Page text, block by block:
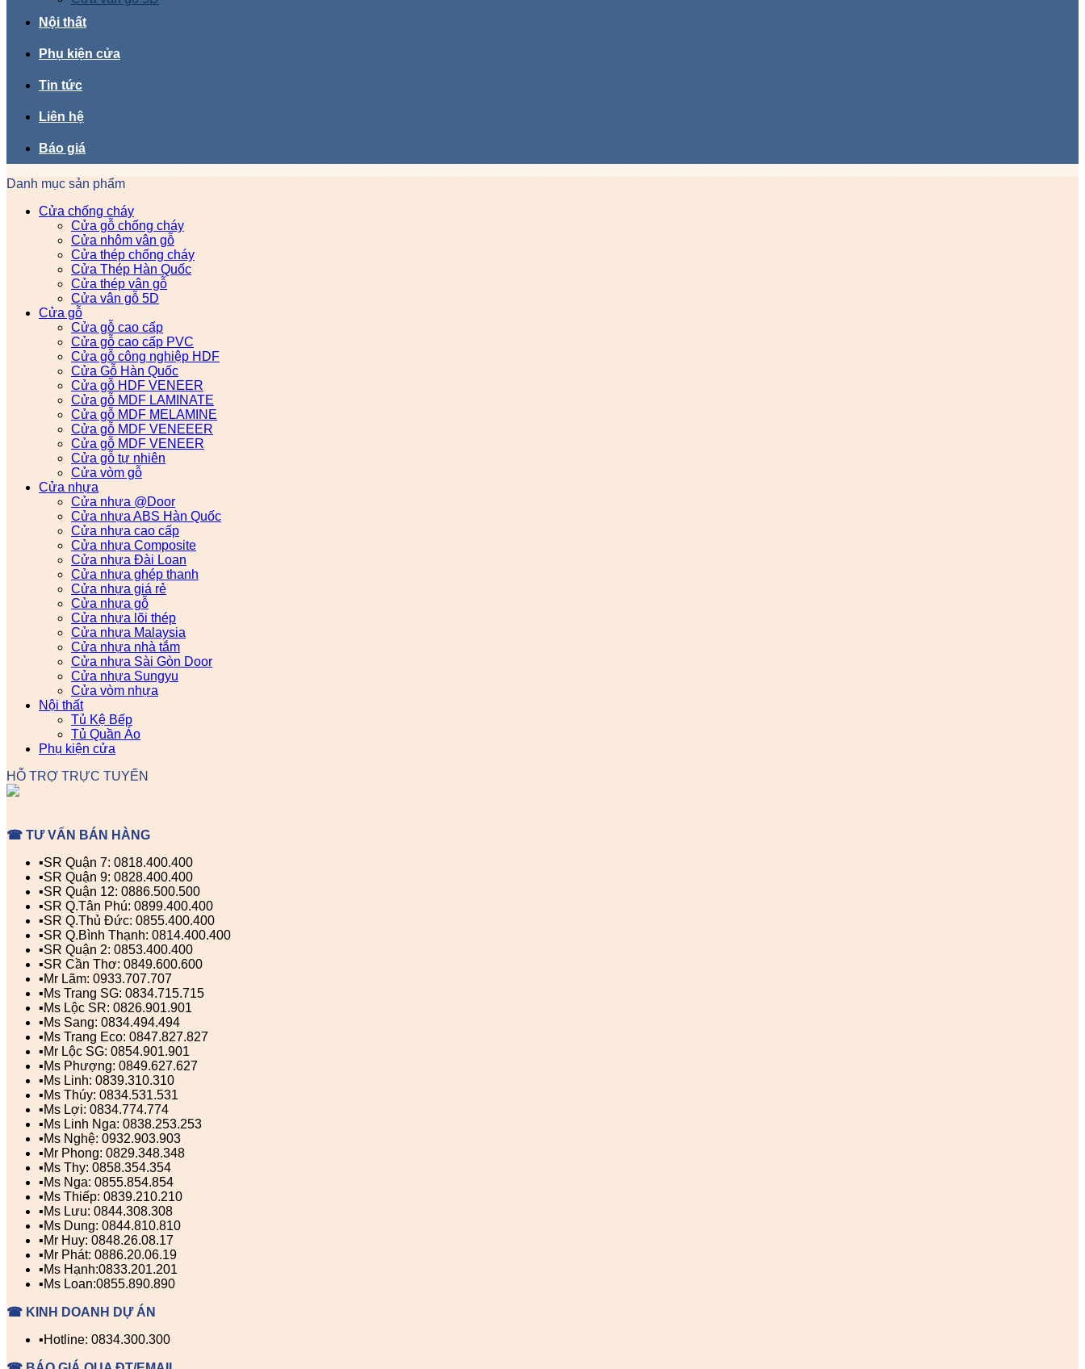
Nội thất
Phụ kiện cửa
Tin tức
Liên hệ
Báo giá
Danh mục sản phẩm
Cửa chống cháy
Cửa gỗ chống cháy
Cửa nhôm vân gỗ
Cửa thép chống cháy
Cửa Thép Hàn Quốc
Cửa thép vân gỗ
Cửa vân gỗ 5D
Cửa gỗ
Cửa gỗ cao cấp
Cửa gỗ cao cấp PVC
Cửa gỗ công nghiệp HDF
Cửa Gỗ Hàn Quốc
Cửa gỗ HDF VENEER
Cửa gỗ MDF LAMINATE
Cửa gỗ MDF MELAMINE
Cửa gỗ MDF VENEEER
Cửa gỗ MDF VENEER
Cửa gỗ tự nhiên
Cửa vòm gỗ
Cửa nhựa
Cửa nhựa @Door
Cửa nhựa ABS Hàn Quốc
Cửa nhựa cao cấp
Cửa nhựa Composite
Cửa nhựa Đài Loan
Cửa nhựa ghép thanh
Cửa nhựa giá rẻ
Cửa nhựa gỗ
Cửa nhựa lõi thép
Cửa nhựa Malaysia
Cửa nhựa nhà tắm
Cửa nhựa Sài Gòn Door
Cửa nhựa Sungyu
Cửa vòm nhựa
Nội thất
Tủ Kệ Bếp
Tủ Quần Áo
Phụ kiện cửa
HỖ TRỢ TRỰC TUYẾN
☎ TƯ VẤN BÁN HÀNG
▪️SR Quận 7: 0818.400.400
▪️SR Quận 9: 0828.400.400
▪️SR Quận 12: 0886.500.500
▪️SR Q.Tân Phú: 0899.400.400
▪️SR Q.Thủ Đức: 0855.400.400
▪️SR Q.Bình Thạnh: 0814.400.400
▪️SR Quận 2: 0853.400.400
▪️SR Cần Thơ: 0849.600.600
▪️Mr Lãm: 0933.707.707
▪️Ms Trang SG: 0834.715.715
▪️Ms Lộc SR: 0826.901.901
▪️Ms Sang: 0834.494.494
▪️Ms Trang Eco: 0847.827.827
▪️Mr Lộc SG: 0854.901.901
▪️Ms Phượng: 0849.627.627
▪️Ms Linh: 0839.310.310
▪️Ms Thúy: 0834.531.531
▪️Ms Lợi: 0834.774.774
▪️Ms Linh Nga: 0838.253.253
▪️Ms Nghệ: 0932.903.903
▪️Mr Phong: 0829.348.348
▪️Ms Thy: 0858.354.354
▪️Ms Nga: 0855.854.854
▪️Ms Thiếp: 0839.210.210
▪️Ms Lưu: 0844.308.308
▪️Ms Dung: 0844.810.810
▪️Mr Huy: 0848.26.08.17
▪️Mr Phát: 0886.20.06.19
▪️Ms Hạnh:0833.201.201
▪️Ms Loan:0855.890.890
☎ KINH DOANH DỰ ÁN
▪️Hotline: 0834.300.300